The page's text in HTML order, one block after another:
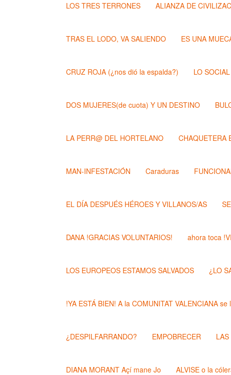
LOS TRES TERRONES ALIANZA DE
TRAS EL LODO, VA SALIENDO ES UNA
CRUZ ROJA (¿nos dió la espalda?) LO SOCIAL
DOS MUJERES(de cuota) Y UN DESTINO
LA PERR@ DEL HORTELANO CHAQUETERA
MAN-INFESTACIÓN Caraduras
EL DÍA DESPUÉS HÉROES Y VILLANOS/AS
DANA !GRACIAS VOLUNTARIOS! ahora toca
LOS EUROPEOS ESTAMOS SALVADOS ¿LO
!YA ESTÁ BIEN! A la COMUNITAT VALENCIANA
¿DESPILFARRANDO? EMPOBRECER
DIANA MORANT Açí mane Jo ALVISE o la